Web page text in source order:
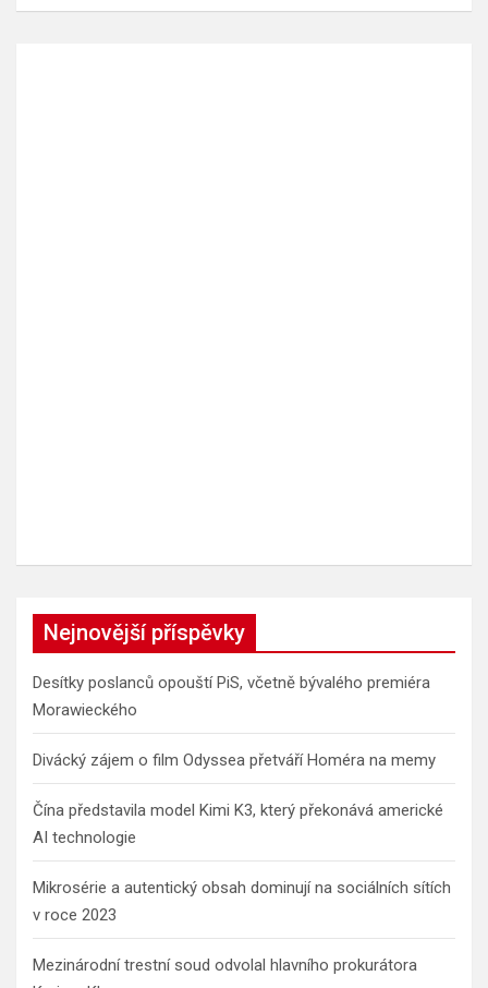
Nejnovější příspěvky
Desítky poslanců opouští PiS, včetně bývalého premiéra
Morawieckého
Divácký zájem o film Odyssea přetváří Homéra na memy
Čína představila model Kimi K3, který překonává americké
AI technologie
Mikrosérie a autentický obsah dominují na sociálních sítích
v roce 2023
Mezinárodní trestní soud odvolal hlavního prokurátora